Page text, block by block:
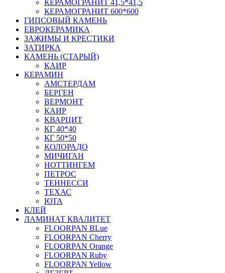
КЕРАМОГРАНИТ 41,5*41,5
КЕРАМОГРАНИТ 600*600
ГИПСОВЫЙ КАМЕНЬ
ЕВРОКЕРАМИКА
ЗАЖИМЫ И КРЕСТИКИ
ЗАТИРКА
КАМЕНЬ (СТАРЫЙ)
КАИР
КЕРАМИН
АМСТЕРДАМ
БЕРГЕН
ВЕРМОНТ
КАИР
КВАРЦИТ
КГ 40*40
КГ 50*50
КОЛОРАДО
МИЧИГАН
НОТТИНГЕМ
ПЕТРОС
ТЕННЕССИ
ТЕХАС
ЮТА
КЛЕЙ
ЛАМИНАТ КВАЛИТЕТ
FLOORPAN BLue
FLOORPAN Cherry
FLOORPAN Orange
FLOORPAN Ruby
FLOORPAN Yellow